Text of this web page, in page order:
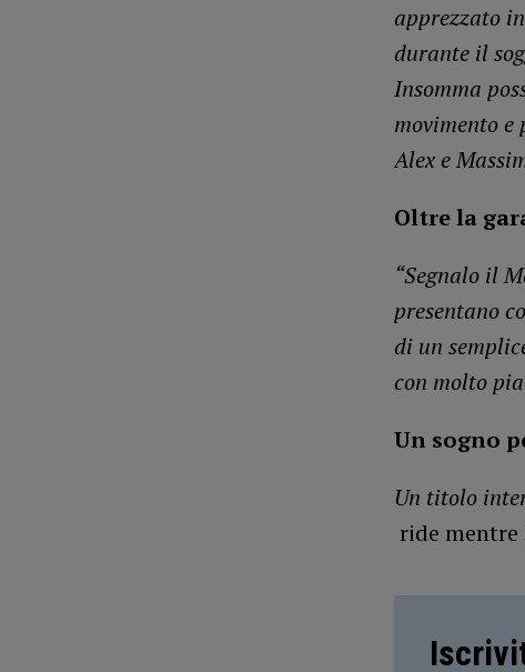
apprezzato
durante il
Insomma
movimento
Alex e
Oltre la
“Segnalo il
presentano
di un
con molto
Un sogno
Un titolo
ride mentre